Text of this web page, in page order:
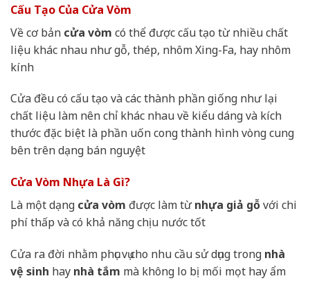
Cấu Tạo Của Cửa Vòm
Về cơ bản cửa vòm có thể được cấu tạo từ nhiều chất
liệu khác nhau như gỗ, thép, nhôm Xing-Fa, hay nhôm
kính
Cửa đều có cấu tạo và các thành phần giống như lại
chất liệu làm nên chỉ khác nhau về kiểu dáng và kích
thước đặc biệt là phần uốn cong thành hình vòng cung
bên trên dạng bán nguyệt
Cửa Vòm Nhựa Là Gì?
Là một dạng cửa vòm được làm từnhựa giả gỗvới chi
phí thấp và có khả năng chịu nước tốt
Cửa ra đời nhằm phục vụ cho nhu cầu sử dụng trong nhà
vệ sinh hay nhà tắm mà không lo bị mối mọt hay ẩm